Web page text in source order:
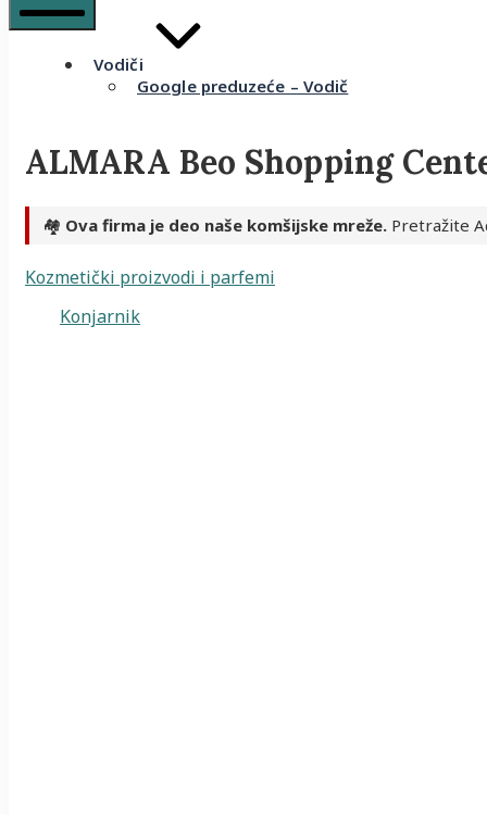
Vodiči
Google preduzeće – Vodič
Mobile
ALMARA Beo Shopping
🏘️ Ova firma je deo naše komšijske mreže. Pretražite
Kozmetički proizvodi i parfemi
Konjarnik